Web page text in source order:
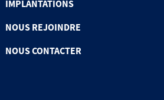
IMPLANTATIONS
NOUS REJOINDRE
NOUS CONTACTER